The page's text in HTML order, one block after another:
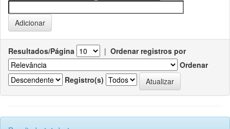
Resultados/Página | Ordenar registros por
Ordenar
Registro(s)